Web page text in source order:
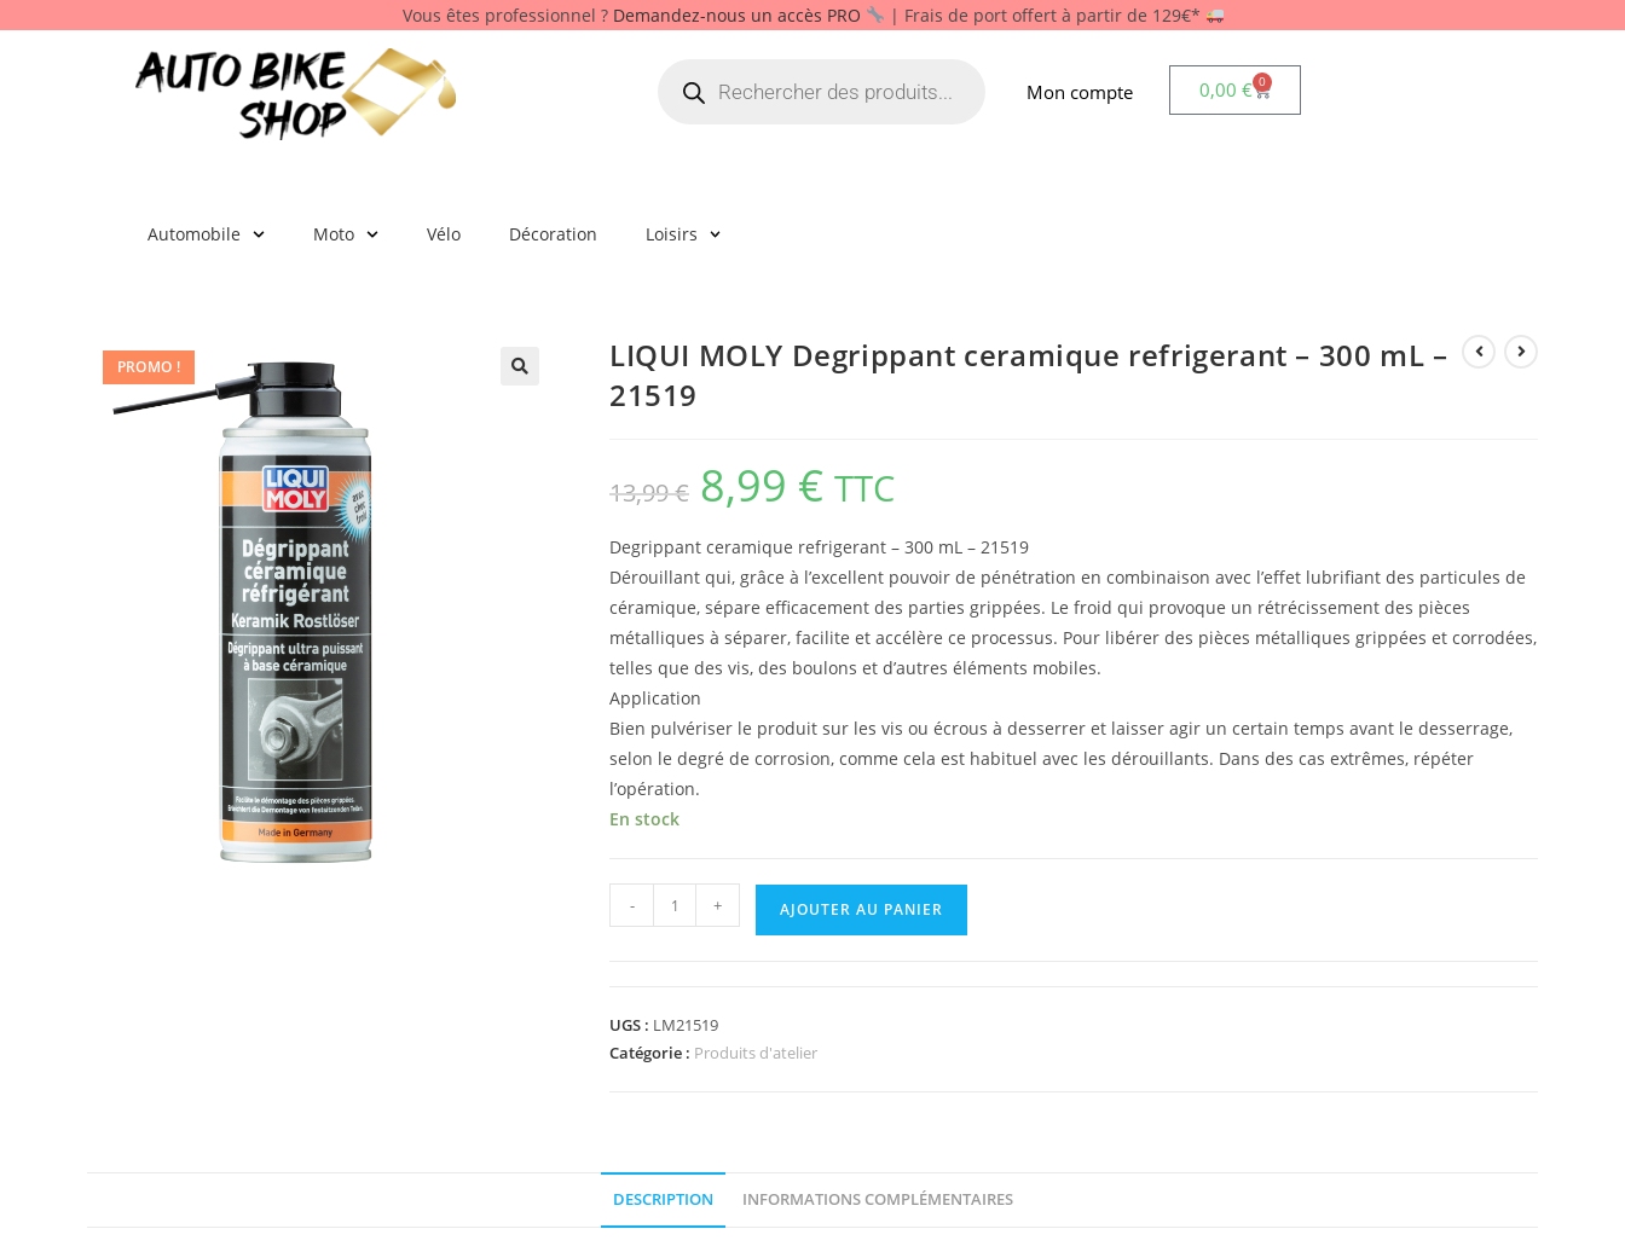
Vous êtes professionnel ? Demandez-nous un accès PRO | Frais de port offert à partir de 129€*
Mon compte 0,00 € 0
Automobile Moto Vélo Décoration Loisirs
PROMO !
LIQUI MOLY Degrippant ceramique refrigerant – 300 mL –
21519
13,99€ 8,99 € TTC
Degrippant ceramique refrigerant – 300 mL – 21519
Dérouillant qui, grâce à l’excellent pouvoir de pénétration en combinaison avec l’effet lubrifiant des particules de
céramique, sépare efficacement des parties grippées. Le froid qui provoque un rétrécissement des pièces
métalliques à séparer, facilite et accélère ce processus. Pour libérer des pièces métalliques grippées et corrodées,
telles que des vis, des boulons et d’autres éléments mobiles.
Appli­ca­tion
Bien pulvériser le produit sur les vis ou écrous à desserrer et laisser agir un certain temps avant le desserrage,
selon le degré de corrosion, comme cela est habituel avec les dérouillants. Dans des cas extrêmes, répéter
l’opération.
En stock
- + AJOUTER AU PANIER
UGS : LM21519
Catégorie : Produits d'atelier
DESCRIPTION INFORMATIONS COMPLÉMENTAIRES